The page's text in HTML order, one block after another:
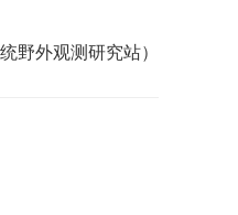
野外观测研究站）